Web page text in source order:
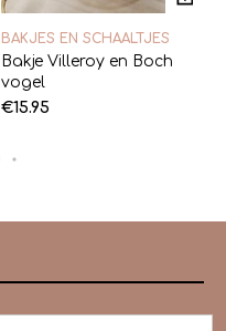
BAKJES EN SCHAALTJES
Bakje Villeroy en Boch
vogel
€15.95